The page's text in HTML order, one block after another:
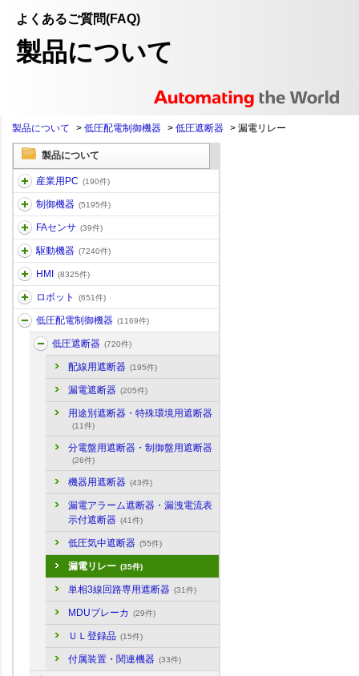
よくあるご質問(FAQ)
製品について
製品について > 低圧配電制御機器 > 低圧遮断器 > 漏電リレー
製品について
産業用PC (190件)
制御機器 (5195件)
FAセンサ (39件)
駆動機器 (7240件)
HMI (8325件)
ロボット (651件)
低圧配電制御機器 (1169件)
低圧遮断器 (720件)
配線用遮断器 (195件)
漏電遮断器 (205件)
用途別遮断器・特殊環境用遮断器
(11件)
分電盤用遮断器・制御盤用遮断器
(26件)
機器用遮断器 (43件)
漏電アラーム遮断器・漏洩電流表
示付遮断器 (41件)
低圧気中遮断器 (55件)
漏電リレー (35件)
単相3線回路専用遮断器 (31件)
MDUブレーカ (29件)
ＵＬ登録品 (15件)
付属装置・関連機器 (33件)